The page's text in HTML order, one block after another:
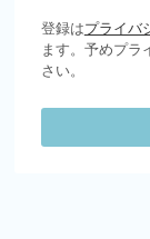
登録はプライバ
ます。予めプラ
さい。